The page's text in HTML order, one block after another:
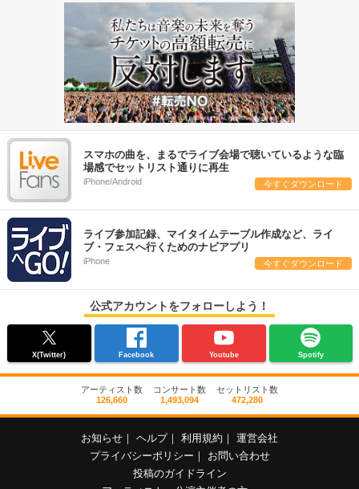
スマホの曲を、まるでライブ会場で聴いているような臨
場感でセットリスト通りに再生
iPhone/Android 今すぐダウンロード
ライブ参加記録、マイタイムテーブル作成など、ライ
ブ・フェスへ行くためのナビアプリ
iPhone 今すぐダウンロード
公式アカウントをフォローしよう！
X(Twitter) Facebook Youtube Spotify
アーティスト数
126,660
コンサート数
1,493,094
セットリスト数
472,280
お知らせ ヘルプ 利用規約
運営会社
プライバシーポリシー
お問い合わせ
投稿のガイドライン